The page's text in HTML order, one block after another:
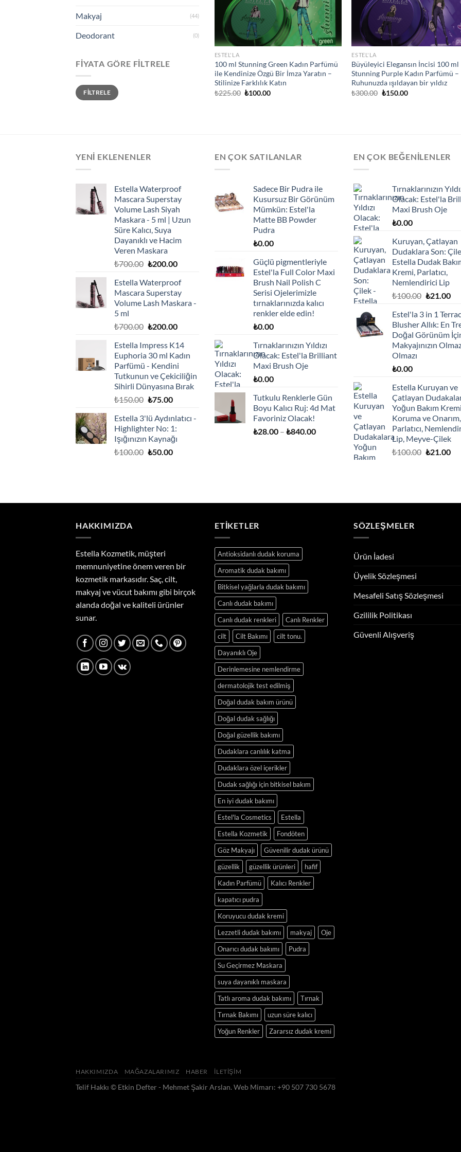
Makyaj
(44)
Deodorant (0)
FIYATA GÖRE FILTRELE
En
düşük
fiyat
En
yüksek
fiyat
FILTRELE
ESTEL'LA
100 ml Stunning Green Kadın Parfümü
ile Kendinize Özgü Bir İmza Yaratın –
Stilinize Farklılık Katın
₺225.00 Orijinal
₺100.00Şu
ESTEL'LA
Büyüleyici Elegansın İncisi 100 ml
Stunning Purple Kadın Parfümü –
Ruhunuzda ışıldayan bir yıldız
₺300.00 Orijinal
₺150.00Şu
YENI EKLENENLER
Estella Waterproof
Mascara Superstay
Volume Lash Siyah
Maskara - 5 ml | Uzun
Süre Kalıcı, Suya
Dayanıklı ve Hacim
Veren Maskara
₺700.00 Orijinal
₺700.00.
₺200.00Şu
fiyat:
₺200.00.
Estella Waterproof
Mascara Superstay
Volume Lash Maskara -
5 ml
₺700.00 Orijinal
₺700.00.
₺200.00Şu
fiyat:
₺200.00.
Estella Impress K14
Euphoria 30 ml Kadın
Parfümü - Kendini
Tutkunun ve Çekiciliğin
Sihirli Dünyasına Bırak
₺150.00 Orijinal
₺150.00.
₺75.00Şu
fiyat:
₺75.00.
Estella 3'lü Aydınlatıcı -
Highlighter No: 1:
Işığınızın Kaynağı
₺100.00 Orijinal
₺50.00Şu
EN ÇOK SATILANLAR
Sadece Bir Pudra ile
Kusursuz Bir Görünüm
Mümkün: Estel'la
Matte BB Powder
Pudra
₺0.00
Güçlü pigmentleriyle
Estel'la Full Color Maxi
Brush Nail Polish C
Serisi Ojelerimizle
tırnaklarınızda kalıcı
renkler elde edin!
₺0.00
Tırnaklarınızın Yıldızı
Olacak: Estel'la Brilliant
Maxi Brush Oje
₺0.00
Tutkulu Renklerle Gün
Boyu Kalıcı Ruj: 4d Mat
Favoriniz Olacak!
₺28.00 – ₺840.00Fiyat
EN ÇOK BEĞENILENLER
Tırnaklarınızın
Olacak: Estel'la
Maxi Brush Oje
₺0.00
Kuruyan, Çatlayan
Dudaklara Son:
Estella Dudak
Kremi, Parlatıcı,
Nemlendirici Lip
₺100.00 Orijinal
₺100.00.
₺21.00Şu
Estel'la 3 in 1
Blusher Allık: En
Doğal Görünüm
Makyajınızın
Olmazı
₺0.00
Estella Kuruyan ve
Çatlayan
Yoğun Bakım Kremi,
Koruma ve Onarım,
Parlatıcı,
Lip, Meyve-Çilek
₺100.00 Orijinal
₺21.00Şu
HAKKIMIZDA
Estella Kozmetik, müşteri
memnuniyetine önem veren bir
kozmetik markasıdır. Saç, cilt,
makyaj ve vücut bakımı gibi birçok
alanda doğal ve kaliteli ürünler
sunar.
ETIKETLER
Antioksidanlı dudak koruma
Aromatik dudak bakımı
Bitkisel yağlarla dudak bakımı
Canlı dudak bakımı
Canlı dudak renkleri
Canlı Renkler
cilt
Cilt Bakımı
cilt tonu.
Dayanıklı Oje
Derinlemesine nemlendirme
dermatolojik test edilmiş
Doğal dudak bakım ürünü
Doğal dudak sağlığı
Doğal güzellik bakımı
Dudaklara canlılık katma
Dudaklara özel içerikler
Dudak sağlığı için bitkisel bakım
En iyi dudak bakımı
Estel'la Cosmetics
Estella
Estella Kozmetik
Fondöten
Göz Makyajı
Güvenilir dudak ürünü
güzellik
güzellik ürünleri
hafif
Kadın Parfümü
Kalıcı Renkler
kapatıcı pudra
Koruyucu dudak kremi
Lezzetli dudak bakımı
makyaj
Oje
Onarıcı dudak bakımı
Pudra
Su Geçirmez Maskara
suya dayanıklı maskara
Tatlı aroma dudak bakımı
Tırnak
Tırnak Bakımı
uzun süre kalıcı
Yoğun Renkler
Zararsız dudak kremi
SÖZLEŞMELER
Ürün İadesi
Üyelik Sözleşmesi
Mesafeli Satış Sözleşmesi
Gzililik Politikası
Güvenli Alışveriş
HAKKIMIZDA MAĞAZALARIMIZ HABER İLETIŞIM
Telif Hakkı © Etkin Defter - Mehmet Şakir Arslan. Web Mimarı: +90 507 730 5678